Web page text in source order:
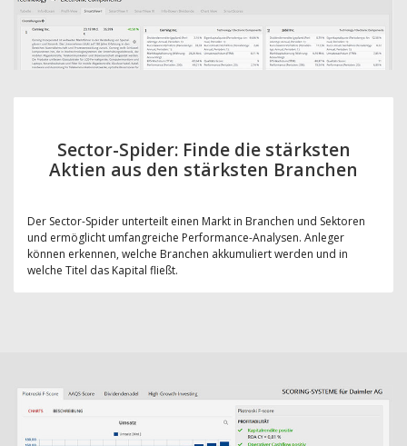
Sector-Spider: Finde die stärksten
Aktien aus den stärksten Branchen
Der Sector-Spider unterteilt einen Markt in Branchen und Sektoren
und ermöglicht umfangreiche Performance-Analysen. Anleger
können erkennen, welche Branchen akkumuliert werden und in
welche Titel das Kapital fließt.